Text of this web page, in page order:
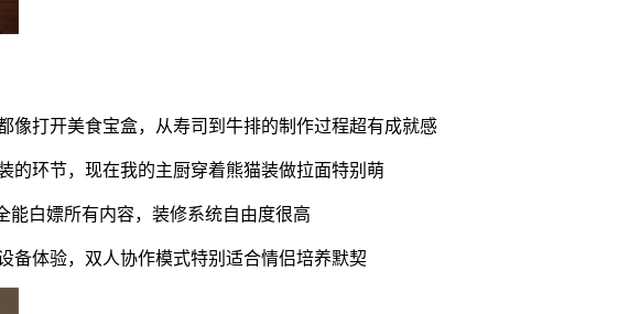
像打开美食宝盒，从寿司到牛排的制作过程超有成就感
的环节，现在我的主厨穿着熊猫装做拉面特别萌
能白嫖所有内容，装修系统自由度很高
备体验，双人协作模式特别适合情侣培养默契